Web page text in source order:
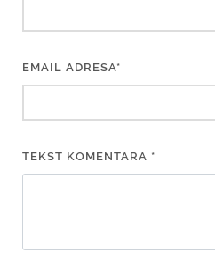
EMAIL ADRESA*
TEKST KOMENTARA *